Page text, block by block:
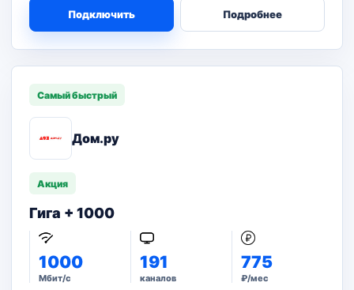
Подключить Подробнее
Самый быстрый
Дом.ру
Акция
Гига + 1000
1000
Мбит/с
191
каналов
775
₽/мес